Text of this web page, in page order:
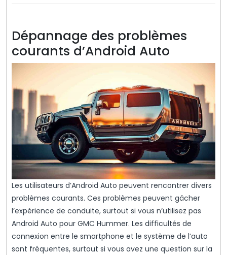
Dépannage des problèmes
courants d’Android Auto
Les utilisateurs d’Android Auto peuvent rencontrer divers
problèmes courants. Ces problèmes peuvent gâcher
l’expérience de conduite, surtout si vous n’utilisez pas
Android Auto pour GMC Hummer. Les difficultés de
connexion entre le smartphone et le système de l’auto
sont fréquentes, surtout si vous avez une question sur la